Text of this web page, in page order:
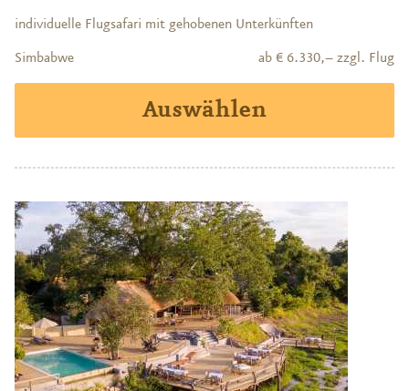
individuelle Flugsafari mit gehobenen Unterkünften
Simbabwe ab € 6.330,– zzgl. Flug
Auswählen